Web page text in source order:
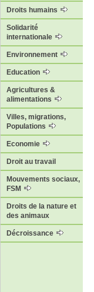
Droits humains
Solidarité
internationale
Environnement
Education
Agricultures &
alimentations
Villes, migrations,
Populations
Economie
Droit au travail
Mouvements sociaux,
FSM
Droits de la nature et
des animaux
Décroissance